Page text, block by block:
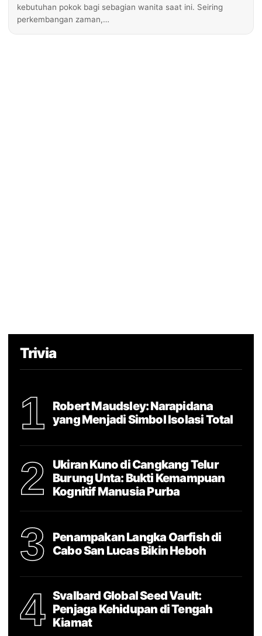
kebutuhan pokok bagi sebagian wanita saat ini. Seiring
perkembangan zaman,…
Trivia
1
Robert Maudsley: Narapidana
yang Menjadi Simbol Isolasi Total
2
Ukiran Kuno di Cangkang Telur
Burung Unta: Bukti Kemampuan
Kognitif Manusia Purba
3
Penampakan Langka Oarfish di
Cabo San Lucas Bikin Heboh
4
Svalbard Global Seed Vault:
Penjaga Kehidupan di Tengah
Kiamat